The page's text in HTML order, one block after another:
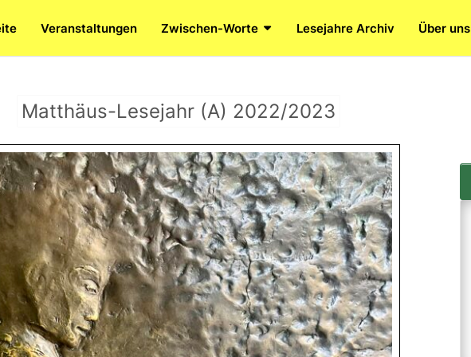
Veranstaltungen Zwischen-Worte Lesejahre Archiv Über uns
Matthäus-Lesejahr (A) 2022/2023